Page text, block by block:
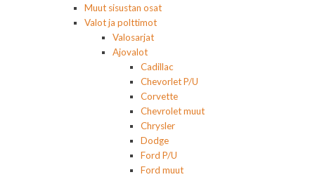
Muut sisustan osat
Valot ja polttimot
Valosarjat
Ajovalot
Cadillac
Chevorlet P/U
Corvette
Chevrolet muut
Chrysler
Dodge
Ford P/U
Ford muut